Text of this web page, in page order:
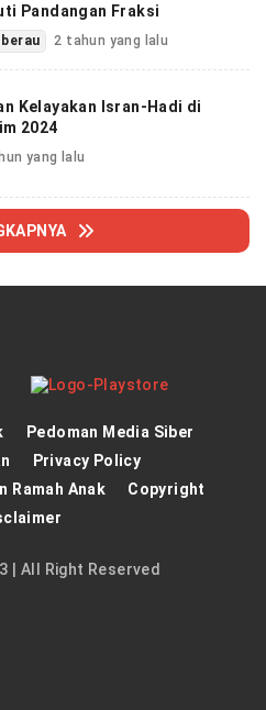
Pandangan Fraksi
2 tahun yang lalu
Kelayakan Isran-Hadi di
2024
yang lalu
Pedoman Media Siber
Privacy Policy
Ramah Anak
Copyright
| All Right Reserved